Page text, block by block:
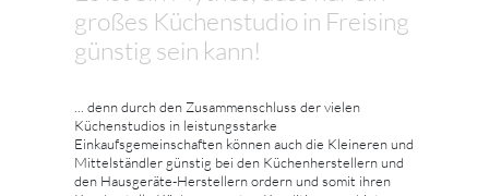
großes Küchenstudio in Freising
günstig sein kann!
... denn durch den Zusammenschluss der vielen
Küchenstudios in leistungsstarke
Einkaufsgemeinschaften können auch die Kleineren und
Mittelständler günstig bei den Küchenherstellern und
den Hausgeräte-Herstellern ordern und somit ihren